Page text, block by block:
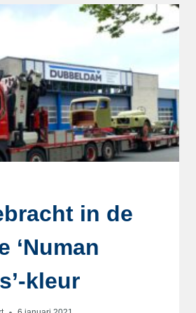
in de
‘Numan
kleur